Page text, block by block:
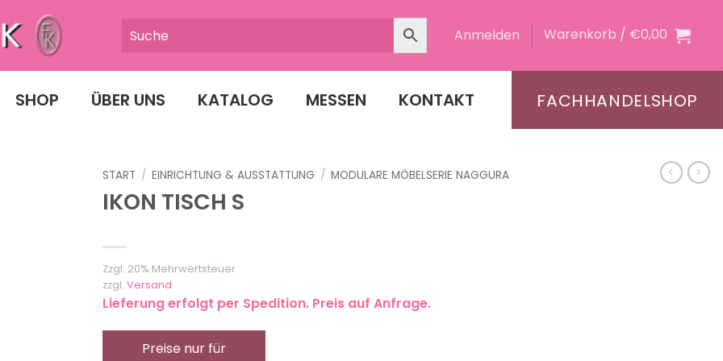
Anmelden Warenkorb / €0,00
SHOP ÜBER UNS KATALOG MESSEN KONTAKT FACHHANDELSHOP
START / EINRICHTUNG & AUSSTATTUNG / MODULARE MÖBELSERIE NAGGURA
IKON TISCH S
Zzgl. 20% Mehrwertsteuer
zzgl. Versand
Lieferung erfolgt per Spedition. Preis auf Anfrage.
Preise nur für